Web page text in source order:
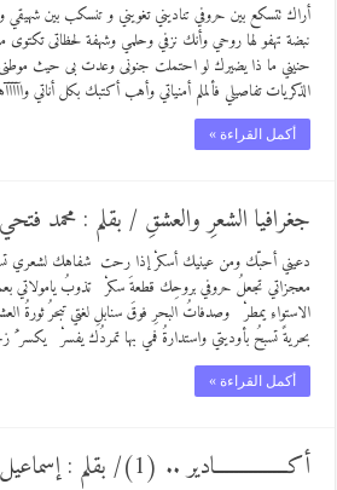
أراك تتسكع بين حروفي تناديني تغويني و تنسكب بين
نبضة تهفو لها روحي وأنك نزفي وحلمي وشهفة لحظاتى
حنيني ما ذا يضيرك لو احتملت جنونى وعدت بى حيث
الذكريات تفاصيلي فألملم أمنياتي وأهب أكتبك بكل أناتي
أكمل القراءة »
جغرافيا الشعرِ والعشقِ / بقلم : محمد
دعيني أحبّك ومن عينيك أسكرْ إذا رحت شفاهك
معجزاتي تجعلُ حروفي بروحِك قطعةَ سكرْ تذوبُ ياموﻻتي
الاستواءِ يمطرْ وصدفاتُ البحرِ فوقَ سنابلِ لغتي تبحرُ ثورةُ
بحريةً تسبحُ بأوديتي واستدارةُ فمي بها تمردُك يفسرْ يكسر
أكمل القراءة »
أكـــــــــــــــادير .. (1)/ بقلم : إسماعيل هموني / المغرب